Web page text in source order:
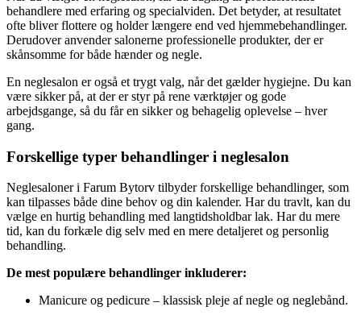
behandlere med erfaring og specialviden. Det betyder, at resultatet
ofte bliver flottere og holder længere end ved hjemmebehandlinger.
Derudover anvender salonerne professionelle produkter, der er
skånsomme for både hænder og negle.
En neglesalon er også et trygt valg, når det gælder hygiejne. Du kan
være sikker på, at der er styr på rene værktøjer og gode
arbejdsgange, så du får en sikker og behagelig oplevelse – hver
gang.
Forskellige typer behandlinger i neglesalon
Neglesaloner i Farum Bytorv tilbyder forskellige behandlinger, som
kan tilpasses både dine behov og din kalender. Har du travlt, kan du
vælge en hurtig behandling med langtidsholdbar lak. Har du mere
tid, kan du forkæle dig selv med en mere detaljeret og personlig
behandling.
De mest populære behandlinger inkluderer:
Manicure og pedicure – klassisk pleje af negle og neglebånd.